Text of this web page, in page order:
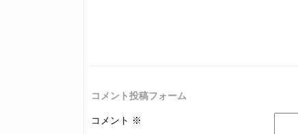
コメント投稿フォーム
コメント ※